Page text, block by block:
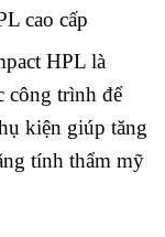
cao cấp
HPL là
công trình để
kiện giúp tăng
tính thẩm mỹ